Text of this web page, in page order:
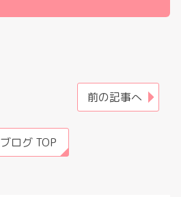
前の記事へ
ブログ TOP